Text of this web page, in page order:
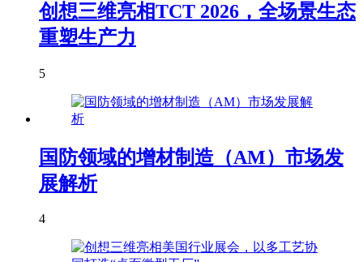
创想三维亮相TCT 2026，全场景生态
重塑生产力
5
国防领域的增材制造（AM）市场发
展解析
4